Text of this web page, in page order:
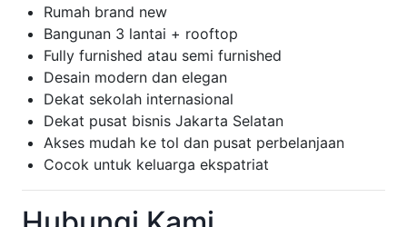
Rumah brand new
Bangunan 3 lantai + rooftop
Fully furnished atau semi furnished
Desain modern dan elegan
Dekat sekolah internasional
Dekat pusat bisnis Jakarta Selatan
Akses mudah ke tol dan pusat perbelanjaan
Cocok untuk keluarga ekspatriat